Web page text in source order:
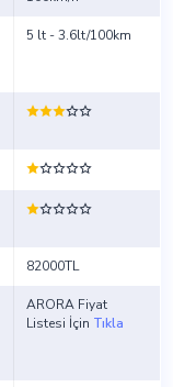
5 lt - 3.6lt/100km
82000TL
ARORA Fiyat
Listesi İçin Tıkla